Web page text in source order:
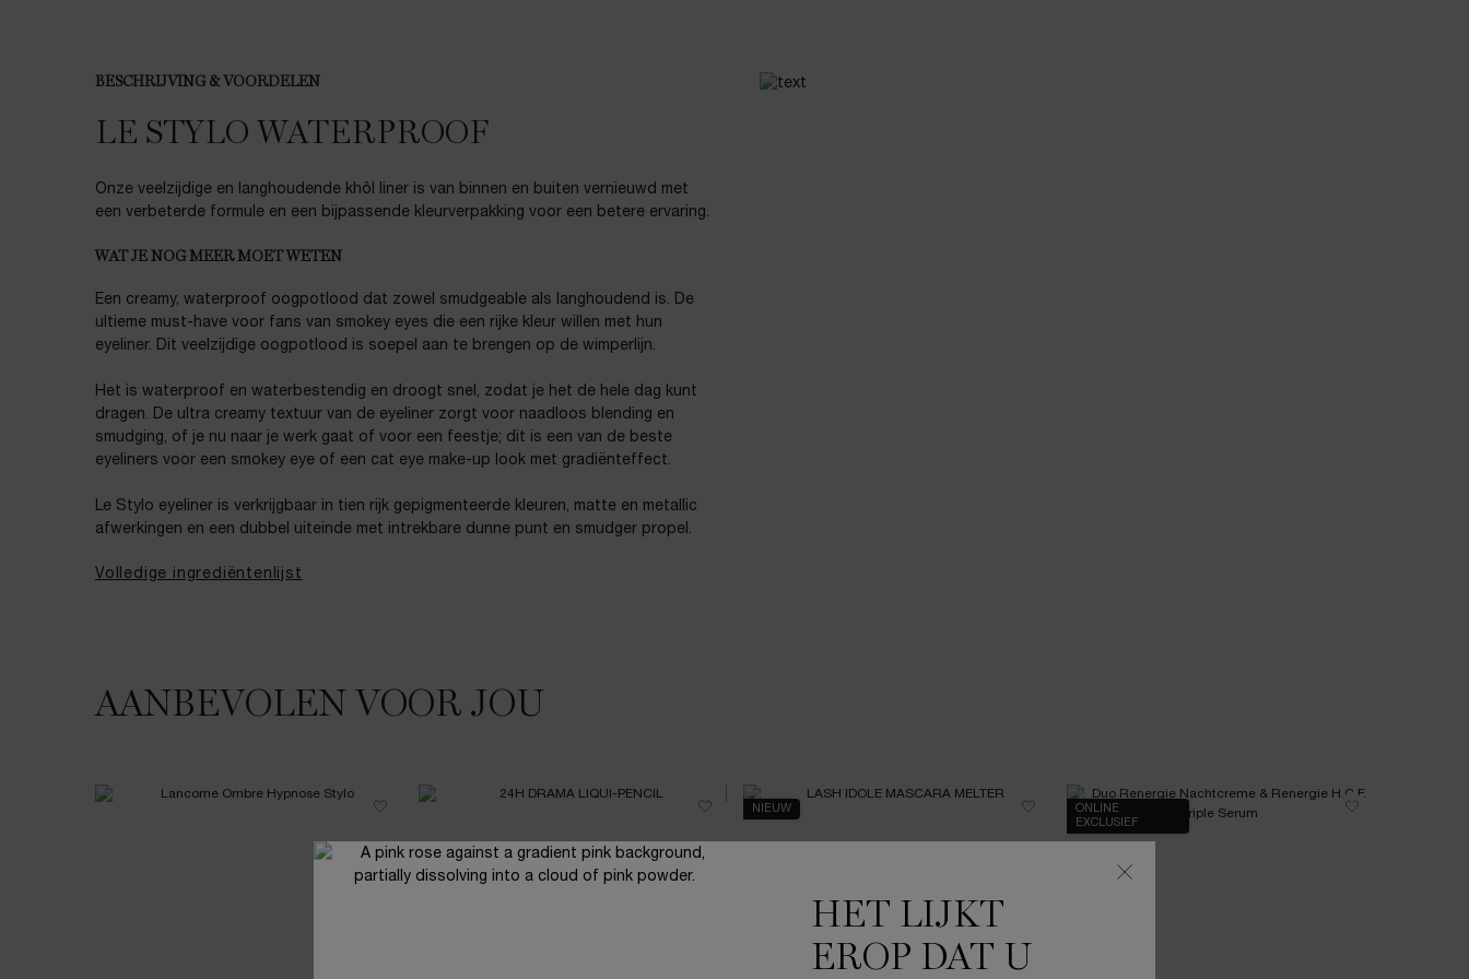
PDP Product description sectionBESCHRIJVING & VOORDELEN
LE STYLO WATERPROOF
Onze veelzijdige en langhoudende khôl liner is van binnen en buiten vernieuwd met
een verbeterde formule en een bijpassende kleurverpakking voor een betere ervaring.
WAT JE NOG MEER MOET WETEN
Een creamy, waterproof oogpotlood dat zowel smudgeable als langhoudend is. De
ultieme must-have voor fans van smokey eyes die een rijke kleur willen met hun
eyeliner. Dit veelzijdige oogpotlood is soepel aan te brengen op de wimperlijn.
Het is waterproof en waterbestendig en droogt snel, zodat je het de hele dag kunt
dragen. De ultra creamy textuur van de eyeliner zorgt voor naadloos blending en
smudging, of je nu naar je werk gaat of voor een feestje; dit is een van de beste
eyeliners voor een smokey eye of een cat eye make-up look met gradiënteffect.
Le Stylo eyeliner is verkrijgbaar in tien rijk gepigmenteerde kleuren, matte en metallic
afwerkingen en een dubbel uiteinde met intrekbare dunne punt en smudger propel.
Volledige ingrediëntenlijst
JE HOUDT MISSCHIEN VANAANBEVOLEN VOOR JOU
NIEUW
ONLINE
EXCLUSIEF
HET LIJKT
EROP DAT U